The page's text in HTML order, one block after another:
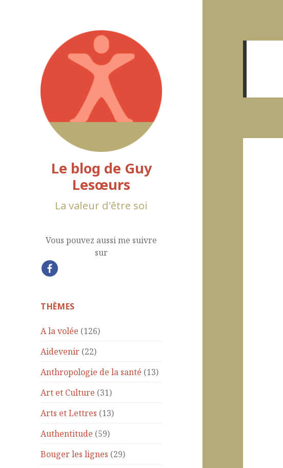
Le blog de Guy
Lesœurs
La valeur d'être soi
Vous pouvez aussi me suivre
sur
THÈMES
A la volée (126)
Aidevenir (22)
Anthropologie de la santé (13)
Art et Culture (31)
Arts et Lettres (13)
Authentitude (59)
Bouger les lignes (29)